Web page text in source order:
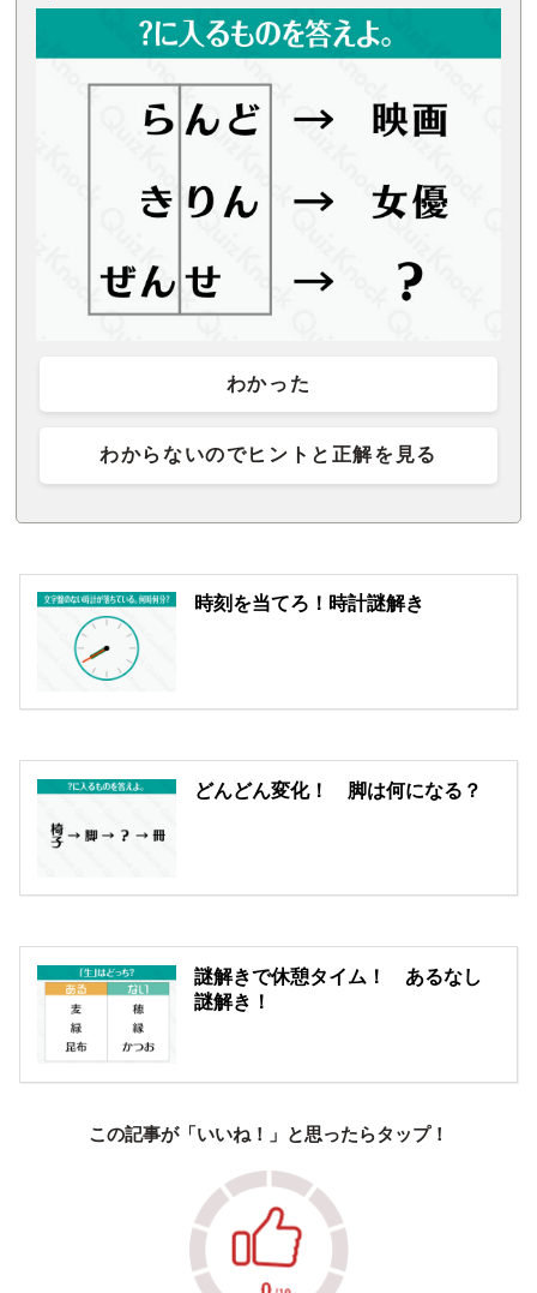
わかった
わからないのでヒントと正解を見る
時刻を当てろ！時計謎解き
どんどん変化！ 脚は何になる？
謎解きで休憩タイム！ あるなし
謎解き！
この記事が「いいね！」と思ったらタップ！